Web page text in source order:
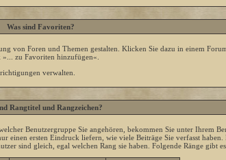
Was sind Favoriten?
von Foren und Themen gestalten. Klicken Sie dazu in einem
zu Favoriten hinzufügen«.
verwalten.
Rangtitel und Rangzeichen?
Benutzergruppe Sie angehören, bekommen Sie unter Ihrem
einen ersten Eindruck liefern, wie viele Beiträge Sie verfasst haben.
sind gleich, egal welchen Rang sie haben. Folgende Ränge gibt